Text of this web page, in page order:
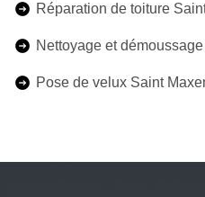
Réparation de toiture
Nettoyage et
Pose de velux Saint